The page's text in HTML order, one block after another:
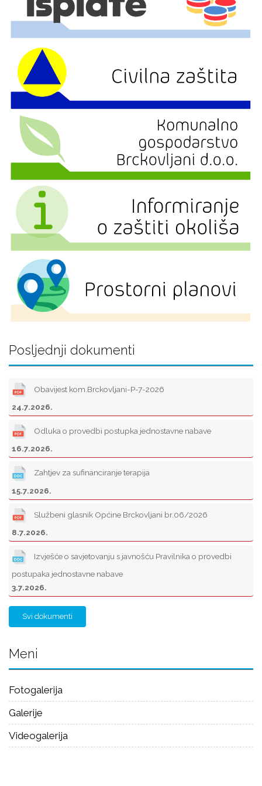
Posljednji dokumenti
Obavijest kom.Brckovljani-P-7-2026
24.7.2026.
Odluka o provedbi postupka jednostavne nabave
16.7.2026.
Zahtjev za sufinanciranje terapija
15.7.2026.
Službeni glasnik Općine Brckovljani br.06/2026
8.7.2026.
Izvješće o savjetovanju s javnošću Pravilnika o provedbi
postupaka jednostavne nabave
3.7.2026.
Svi dokumenti
Meni
Fotogalerija
Galerije
Videogalerija